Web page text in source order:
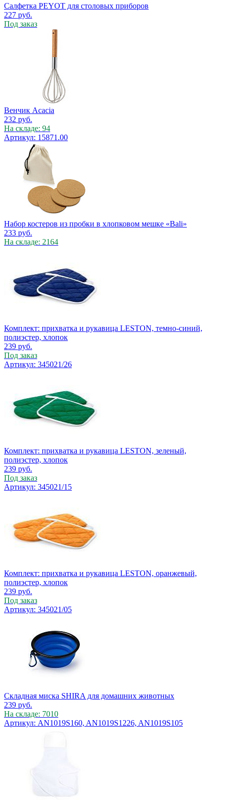
Салфетка PEYOT для столовых приборов
227 руб.
Под заказ
Венчик Acacia
232 руб.
На складе: 94
Артикул: 15871.00
Набор костеров из пробки в хлопковом мешке «Bali»
233 руб.
На складе: 2164
Комплект: прихватка и рукавица LESTON, темно-синий,
полиэстер, хлопок
239 руб.
Под заказ
Артикул: 345021/26
Комплект: прихватка и рукавица LESTON, зеленый,
полиэстер, хлопок
239 руб.
Под заказ
Артикул: 345021/15
Комплект: прихватка и рукавица LESTON, оранжевый,
полиэстер, хлопок
239 руб.
Под заказ
Артикул: 345021/05
Складная миска SHIRA для домашних животных
239 руб.
На складе: 7010
Артикул: AN1019S160, AN1019S1226, AN1019S105